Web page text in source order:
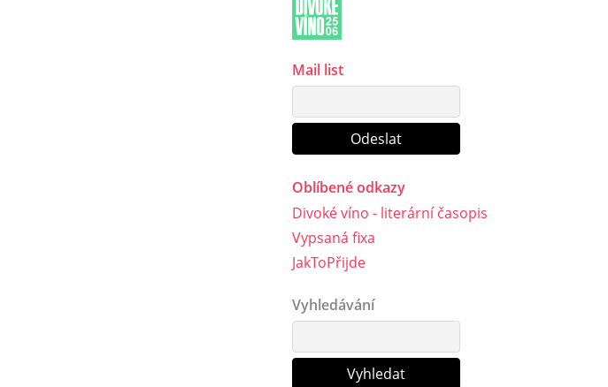
Mail list
Oblíbené odkazy
Divoké víno - literární časopis
Vypsaná fixa
JakToPřijde
Vyhledávání